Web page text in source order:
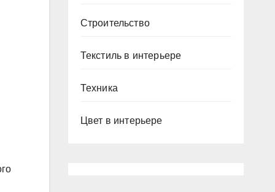
Строительство
Текстиль в интерьере
Техника
Цвет в интерьере